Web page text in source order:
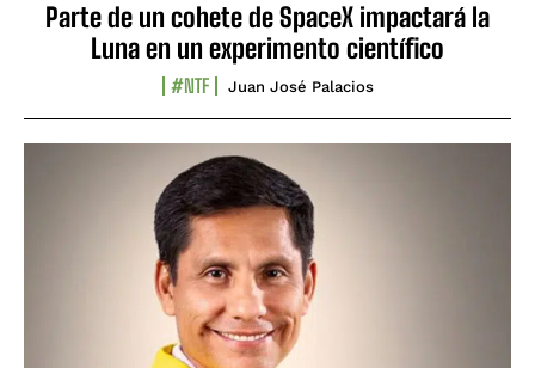
Parte de un cohete de SpaceX impactará la
Luna en un experimento científico
#NTF Juan José Palacios